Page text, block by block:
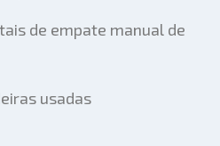
de empate manual de
usadas